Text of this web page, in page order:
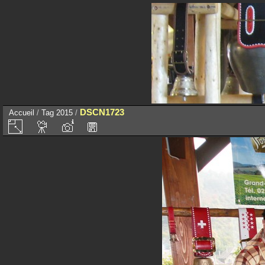
Accueil / Tag 2015 / DSCN1723